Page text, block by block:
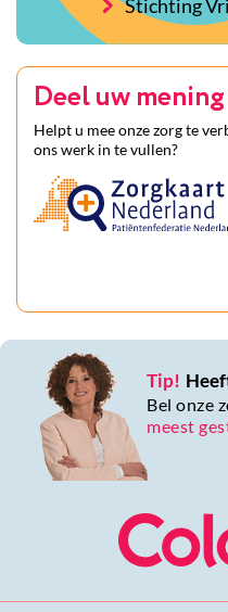
Stichting
Deel uw
Helpt u mee onze zorg te
ons werk in te vullen?
Tip!
Bel onze
meest